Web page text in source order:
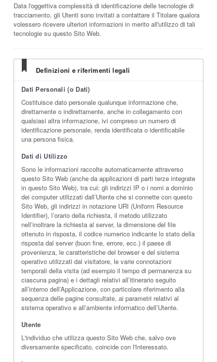
Data l'oggettiva complessità di identificazione delle tecnologie di
tracciamento, gli Utenti sono invitati a contattare il Titolare qualora
volessero ricevere ulteriori informazioni in merito all'utilizzo di tali
tecnologie su questo Sito Web.
Definizioni e riferimenti legali
Dati Personali (o Dati)
Costituisce dato personale qualunque informazione che,
direttamente o indirettamente, anche in collegamento con
qualsiasi altra informazione, ivi compreso un numero di
identificazione personale, renda identificata o identificabile
una persona fisica.
Dati di Utilizzo
Sono le informazioni raccolte automaticamente attraverso
questo Sito Web (anche da applicazioni di parti terze integrate
in questo Sito Web), tra cui: gli indirizzi IP o i nomi a dominio
dei computer utilizzati dall’Utente che si connette con questo
Sito Web, gli indirizzi in notazione URI (Uniform Resource
Identifier), l’orario della richiesta, il metodo utilizzato
nell’inoltrare la richiesta al server, la dimensione del file
ottenuto in risposta, il codice numerico indicante lo stato della
risposta dal server (buon fine, errore, ecc.) il paese di
provenienza, le caratteristiche del browser e del sistema
operativo utilizzati dal visitatore, le varie connotazioni
temporali della visita (ad esempio il tempo di permanenza su
ciascuna pagina) e i dettagli relativi all’itinerario seguito
all’interno dell’Applicazione, con particolare riferimento alla
sequenza delle pagine consultate, ai parametri relativi al
sistema operativo e all’ambiente informatico dell’Utente.
Utente
L'individuo che utilizza questo Sito Web che, salvo ove
diversamente specificato, coincide con l'Interessato.